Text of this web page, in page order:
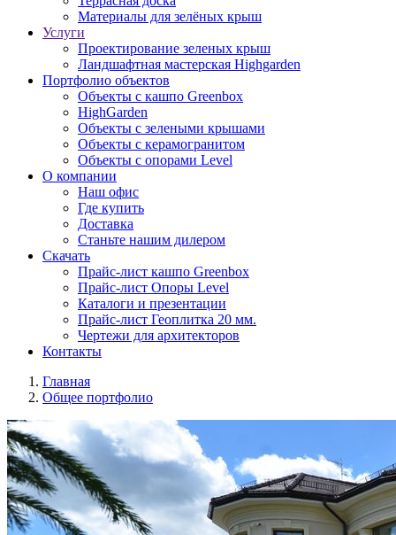
Материалы для зелёных крыш
Услуги
Проектирование зеленых крыш
Ландшафтная мастерская Highgarden
Портфолио объектов
Объекты с кашпо Greenbox
HighGarden
Объекты с зелеными крышами
Объекты с керамогранитом
Объекты с опорами Level
О компании
Наш офис
Где купить
Доставка
Станьте нашим дилером
Скачать
Прайс-лист кашпо Greenbox
Прайс-лист Опоры Level
Каталоги и презентации
Прайс-лист Геоплитка 20 мм.
Чертежи для архитекторов
Контакты
Главная
Общее портфолио